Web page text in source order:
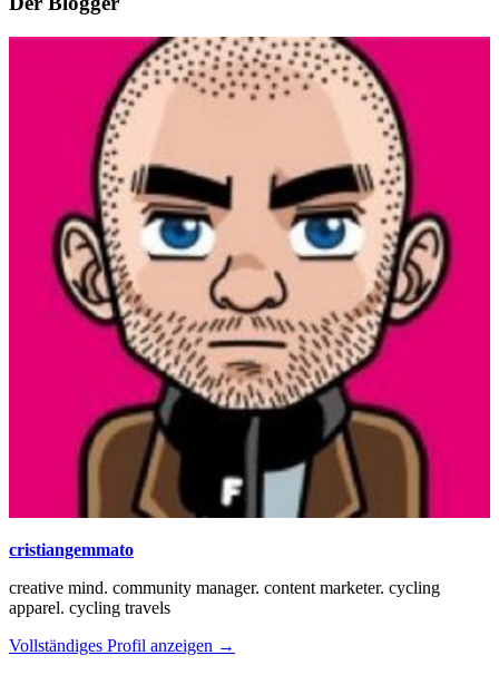
cristiangemmato
creative mind. community manager. content marketer. cycling
apparel. cycling travels
Vollständiges Profil anzeigen →